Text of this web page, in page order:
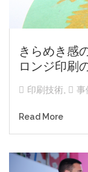
きらめき感
ロンジ印刷
印刷技術, 事
Read More